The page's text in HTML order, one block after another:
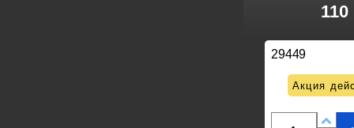
110
29449
Акция